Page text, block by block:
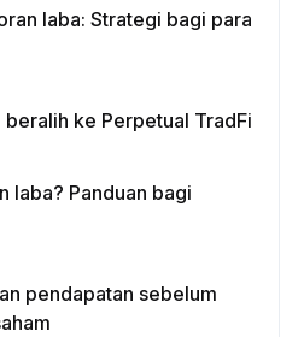
laba: Strategi bagi para
ke Perpetual TradFi
laba? Panduan bagi
pendapatan sebelum